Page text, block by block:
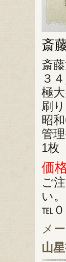
斎
斎
３
極
刷
昭
管
1枚
価
ご
い。
℡０
メ
山